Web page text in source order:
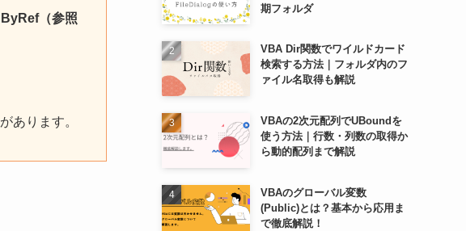
ByRef（参照
があります。
期フォルダ
VBA Dir関数でワイルドカード
検索する方法｜フォルダ内のフ
ァイル名取得も解説
VBAの2次元配列でUBoundを
使う方法｜行数・列数の取得か
ら動的配列まで解説
VBAのグローバル変数
(Public)とは？基本から応用ま
で徹底解説！